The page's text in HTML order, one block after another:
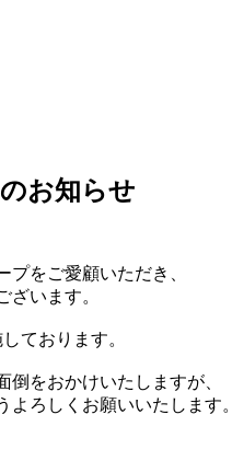
お知らせ
プをご愛顧いただき、
ざいます。
ております。
倒をおかけいたしますが、
ろしくお願いいたします。